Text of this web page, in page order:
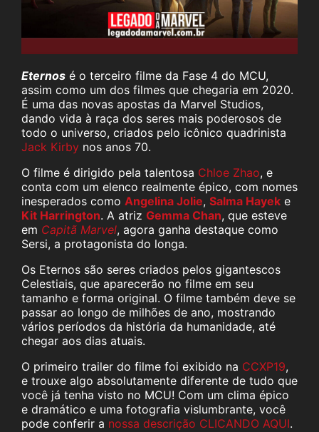
Eternos é o terceiro filme da Fase 4 do MCU,
assim como um dos filmes que chegaria em 2020.
É uma das novas apostas da Marvel Studios,
dando vida à raça dos seres mais poderosos de
todo o universo, criados pelo icônico quadrinista
Jack Kirby nos anos 70.
O filme é dirigido pela talentosa Chloe Zhao, e
conta com um elenco realmente épico, com nomes
inesperados como Angelina Jolie, Salma Hayek e
Kit Harrington. A atriz Gemma Chan, que esteve
em Capitã Marvel, agora ganha destaque como
Sersi, a protagonista do longa.
Os Eternos são seres criados pelos gigantescos
Celestiais, que aparecerão no filme em seu
tamanho e forma original. O filme também deve se
passar ao longo de milhões de ano, mostrando
vários períodos da história da humanidade, até
chegar aos dias atuais.
O primeiro trailer do filme foi exibido na CCXP19,
e trouxe algo absolutamente diferente de tudo que
você já tenha visto no MCU! Com um clima épico
e dramático e uma fotografia vislumbrante, você
pode conferir a nossa descrição CLICANDO AQUI.